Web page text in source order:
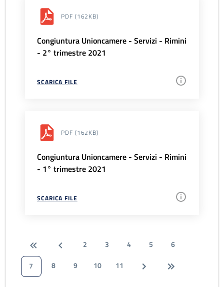
PDF (162KB)
Congiuntura Unioncamere - Servizi - Rimini
- 2° trimestre 2021
SCARICA FILE
PDF (162KB)
Congiuntura Unioncamere - Servizi - Rimini
- 1° trimestre 2021
SCARICA FILE
2 3 4 5
6
7
8 9 10 11